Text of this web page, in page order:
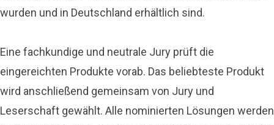
wurden und in Deutschland erhältlich sind.
Eine fachkundige und neutrale Jury prüft die
eingereichten Produkte vorab. Das beliebteste Produkt
wird anschließend gemeinsam von Jury und
Leserschaft gewählt. Alle nominierten Lösungen werden